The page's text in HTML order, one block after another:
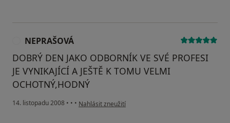
NEPRAŠOVÁ
DOBRÝ DEN JAKO ODBORNÍK VE SVÉ PROFESI
JE VYNIKAJÍCÍ A JEŠTĚ K TOMU VELMI
OCHOTNÝ,HODNÝ
14. listopadu 2008 • • • podle názoru uživatele NEPRAŠOVÁ
Nahlásit zneužití